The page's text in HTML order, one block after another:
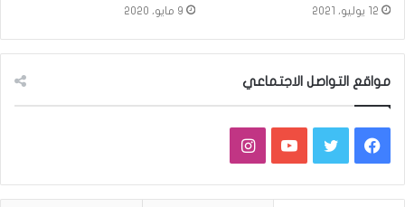
12 يوليو، 2021 9 مايو، 2020
مواقع التواصل الاجتماعي
فيسبوكتويتر يوتيوبانستقرام